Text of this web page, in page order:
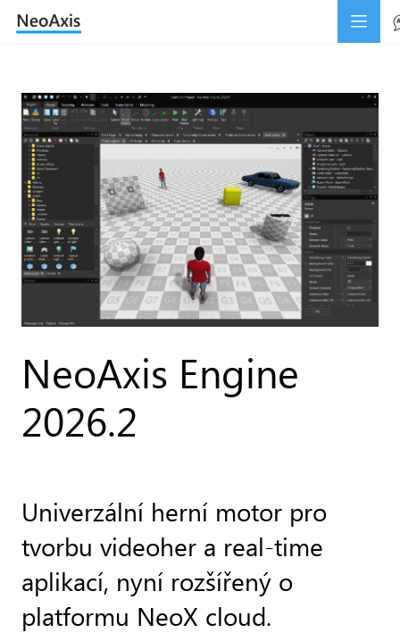
NeoAxis Engine
2026.2
Univerzální herní motor pro
tvorbu videoher a real-time
aplikací, nyní rozšířený o
platformu NeoX cloud.